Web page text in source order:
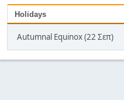
Holidays
Autumnal Equinox (22 Σεπ)